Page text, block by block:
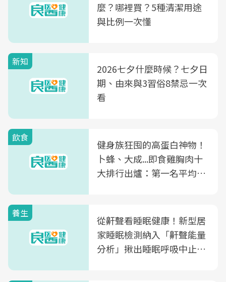
麼？哪裡買？5種清潔用途
與比例一次懂
新知
2026七夕什麼時候？七夕日
期、由來與3習俗8禁忌一次
看
飲食
健身族狂囤的高蛋白神物！
卜蜂、大成...即食雞胸肉十
大排行出爐：第一名平均一
養生
從鼾聲看睡眠健康！新型居
家睡眠檢測納入「鼾聲能量
分析」揪出睡眠呼吸中止症